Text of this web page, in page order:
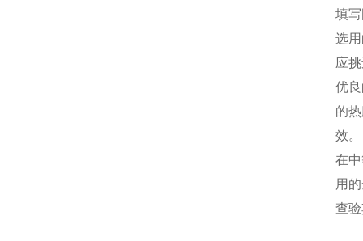
填
选
应
优
的
效。
在
用
查